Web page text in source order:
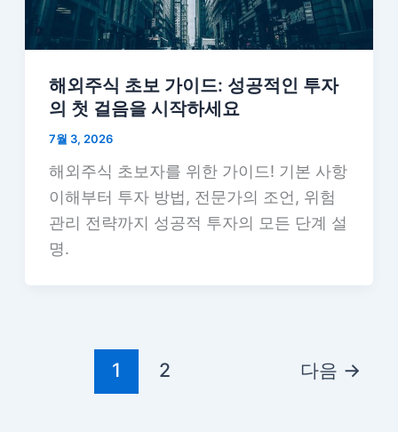
해외주식 초보 가이드: 성공적인 투자
의 첫 걸음을 시작하세요
7월 3, 2026
해외주식 초보자를 위한 가이드! 기본 사항
이해부터 투자 방법, 전문가의 조언, 위험
관리 전략까지 성공적 투자의 모든 단계 설
명.
1 2 다음 →